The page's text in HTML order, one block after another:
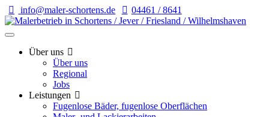
info@maler-schortens.de 04461 / 8641
Über uns
Über uns
Regional
Jobs
Leistungen
Fugenlose Bäder, fugenlose Oberflächen